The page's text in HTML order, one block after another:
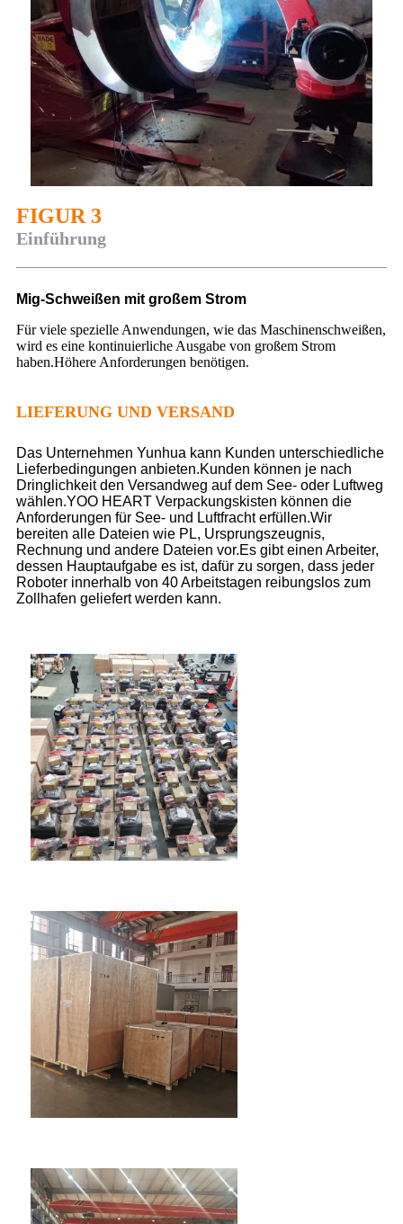
FIGUR 3
Einführung
Mig-Schweißen mit großem Strom
Für viele spezielle Anwendungen, wie das Maschinenschweißen,
wird es eine kontinuierliche Ausgabe von großem Strom
haben.Höhere Anforderungen benötigen.
LIEFERUNG UND VERSAND
Das Unternehmen Yunhua kann Kunden unterschiedliche
Lieferbedingungen anbieten.Kunden können je nach
Dringlichkeit den Versandweg auf dem See- oder Luftweg
wählen.YOO HEART Verpackungskisten können die
Anforderungen für See- und Luftfracht erfüllen.Wir
bereiten alle Dateien wie PL, Ursprungszeugnis,
Rechnung und andere Dateien vor.Es gibt einen Arbeiter,
dessen Hauptaufgabe es ist, dafür zu sorgen, dass jeder
Roboter innerhalb von 40 Arbeitstagen reibungslos zum
Zollhafen geliefert werden kann.